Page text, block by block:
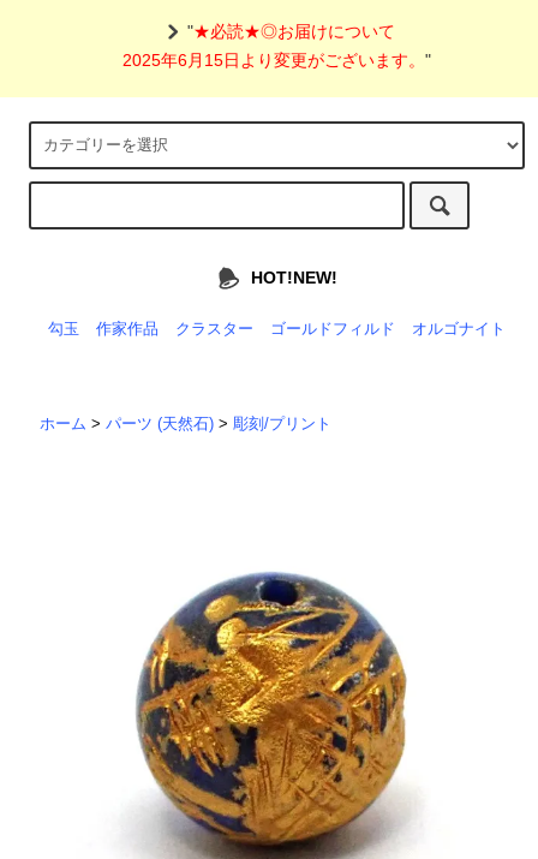
"★必読★◎お届けについて
2025年6月15日より変更がございます。"
HOT!NEW!
勾玉 作家作品 クラスター ゴールドフィルド オルゴナイト
ホーム >パーツ (天然石) >彫刻/プリント